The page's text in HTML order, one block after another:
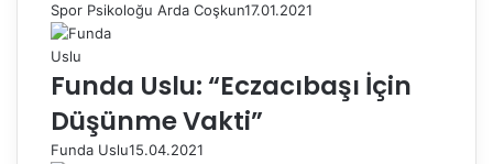
Spor Psikoloğu Arda Coşkun17.01.2021
Funda Uslu: “Eczacıbaşı İçin
Düşünme Vakti”
Funda Uslu15.04.2021